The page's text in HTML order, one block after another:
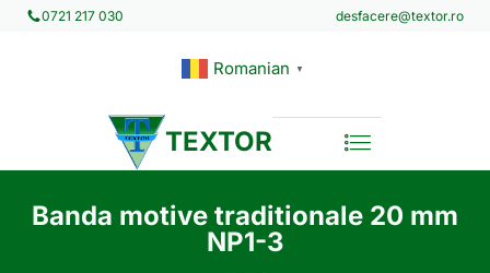
0721 217 030 desfacere@textor.ro
Romanian ▼
TEXTOR
Banda motive traditionale 20 mm
NP1-3